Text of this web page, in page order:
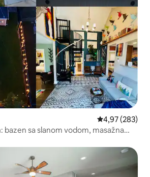
Prosječna
4,97 (283)
bazen sa slanom vodom, masažna